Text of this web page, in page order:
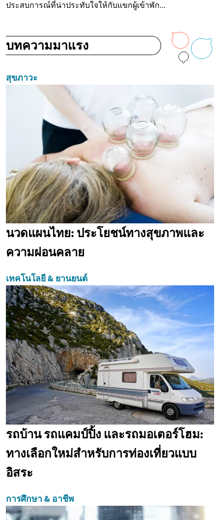
ประสบการณ์ที่น่าประทับใจให้กับแขกผู้เข้าพัก...
บทความมาแรง
สุขภาวะ
นวดแผนไทย: ประโยชน์ทางสุขภาพและ
ความผ่อนคลาย
เทคโนโลยี & ยานยนต์
รถบ้าน รถแคมป์ปิ้ง และรถมอเตอร์โฮม:
ทางเลือกใหม่สำหรับการท่องเที่ยวแบบ
อิสระ
การศึกษา & อาชีพ